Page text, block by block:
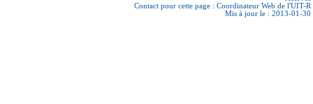
Contact pour cette page : Coordinateur Web de l'UIT-R
Mis à jour le : 2013-01-30